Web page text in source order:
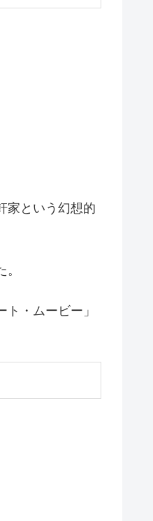
家という幻想的
・ムービー」